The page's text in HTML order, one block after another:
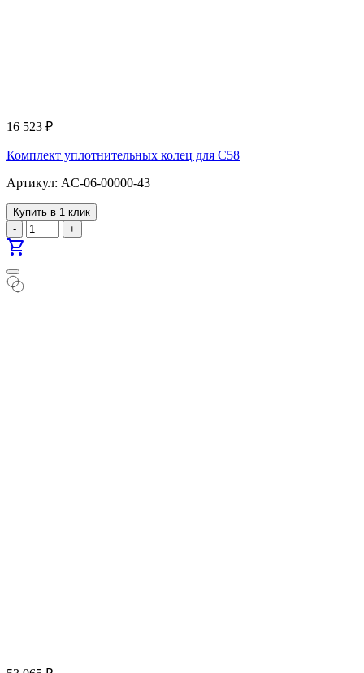
16 523 ₽
Комплект уплотнительных колец для С58
Артикул: AC-06-00000-43
Купить в 1 клик
-
+
shopping_cart